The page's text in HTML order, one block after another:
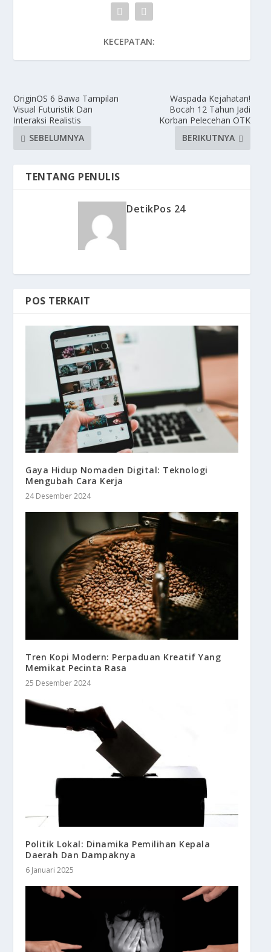
KECEPATAN:
OriginOS 6 Bawa Tampilan
Visual Futuristik Dan
Interaksi Realistis
SEBELUMNYA
Waspada Kejahatan!
Bocah 12 Tahun Jadi
Korban Pelecehan OTK
BERIKUTNYA
TENTANG PENULIS
DetikPos 24
POS TERKAIT
Gaya Hidup Nomaden Digital: Teknologi
Mengubah Cara Kerja
24 Desember 2024
Tren Kopi Modern: Perpaduan Kreatif Yang
Memikat Pecinta Rasa
25 Desember 2024
Politik Lokal: Dinamika Pemilihan Kepala
Daerah Dan Dampaknya
6 Januari 2025